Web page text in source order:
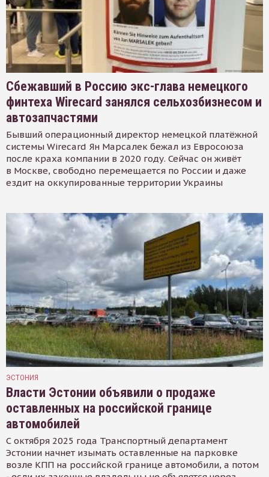
Сбежавший в Россию экс-глава немецкого
финтеха Wirecard занялся сельхозбизнесом и
автозапчастями
Бывший операционный директор немецкой платёжной
системы Wirecard Ян Марсалек бежал из Евросоюза
после краха компании в 2020 году. Сейчас он живёт
в Москве, свободно перемещается по России и даже
ездит на оккупированные территории Украины
ЭСТОНИЯ
Власти Эстонии объявили о продаже
оставленных на российской границе
автомобилей
С октября 2025 года Транспортный департамент
Эстонии начнет изымать оставленные на парковке
возле КПП на российской границе автомобили, а потом